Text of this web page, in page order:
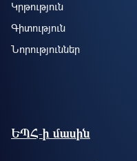
Կրթություն
Գիտություն
Նորություններ
ԵՊՀ-ի մասին